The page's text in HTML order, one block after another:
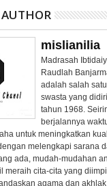
mislianilia
Madrasah
Raudlah
adalah salah
swasta yang
tahun 1968.
berjalannya
untuk meningkatkan
melengkapi sarana
ada, mudah-mudahan
meraih cita-cita yang
agama dan